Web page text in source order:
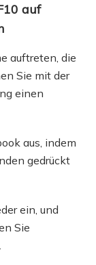
auf
auftreten, die
Sie mit der
einen
aus, indem
gedrückt
ein, und
Sie